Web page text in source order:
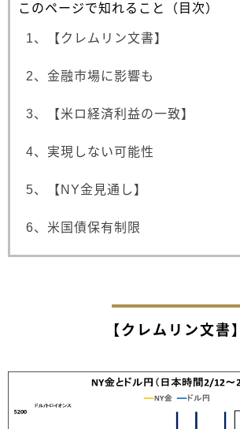
このページで知れること（目次）
1、【クレムリン文書】
2、金融市場に影響も
3、【米ロ経済利益の一致】
4、実現しない可能性
5、【NY金見通し】
6、米国債保有制限
【クレムリン文書】